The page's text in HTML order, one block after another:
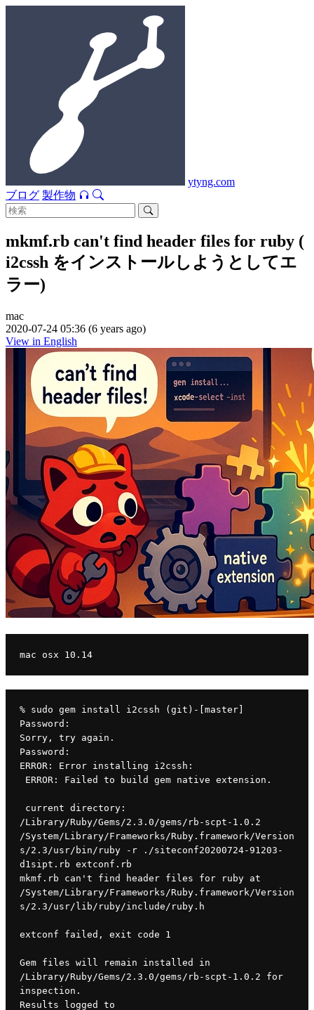
ytyng.com
ブログ 製作物
mkmf.rb can't find header files for ruby (
i2cssh をインストールしようとしてエ
ラー)
mac
2020-07-24 05:36 (6 years ago)
View in English
mac osx 10.14
% sudo gem install i2cssh (git)-[master]
Password:
Sorry, try again.
Password:
ERROR: Error installing i2cssh:
ERROR: Failed to build gem native extension.
/Library/Ruby/Gems/2.3.0/gems/rb-scpt-1.0.2
/System/Library/Frameworks/Ruby.framework/Version
s/2.3/usr/bin/ruby -r ./siteconf20200724-91203-
d1sipt.rb extconf.rb
mkmf.rb can't find header files for ruby at
/System/Library/Frameworks/Ruby.framework/Version
s/2.3/usr/lib/ruby/include/ruby.h
extconf failed, exit code 1
Gem files will remain installed in
/Library/Ruby/Gems/2.3.0/gems/rb-scpt-1.0.2 for
inspection.
Results logged to